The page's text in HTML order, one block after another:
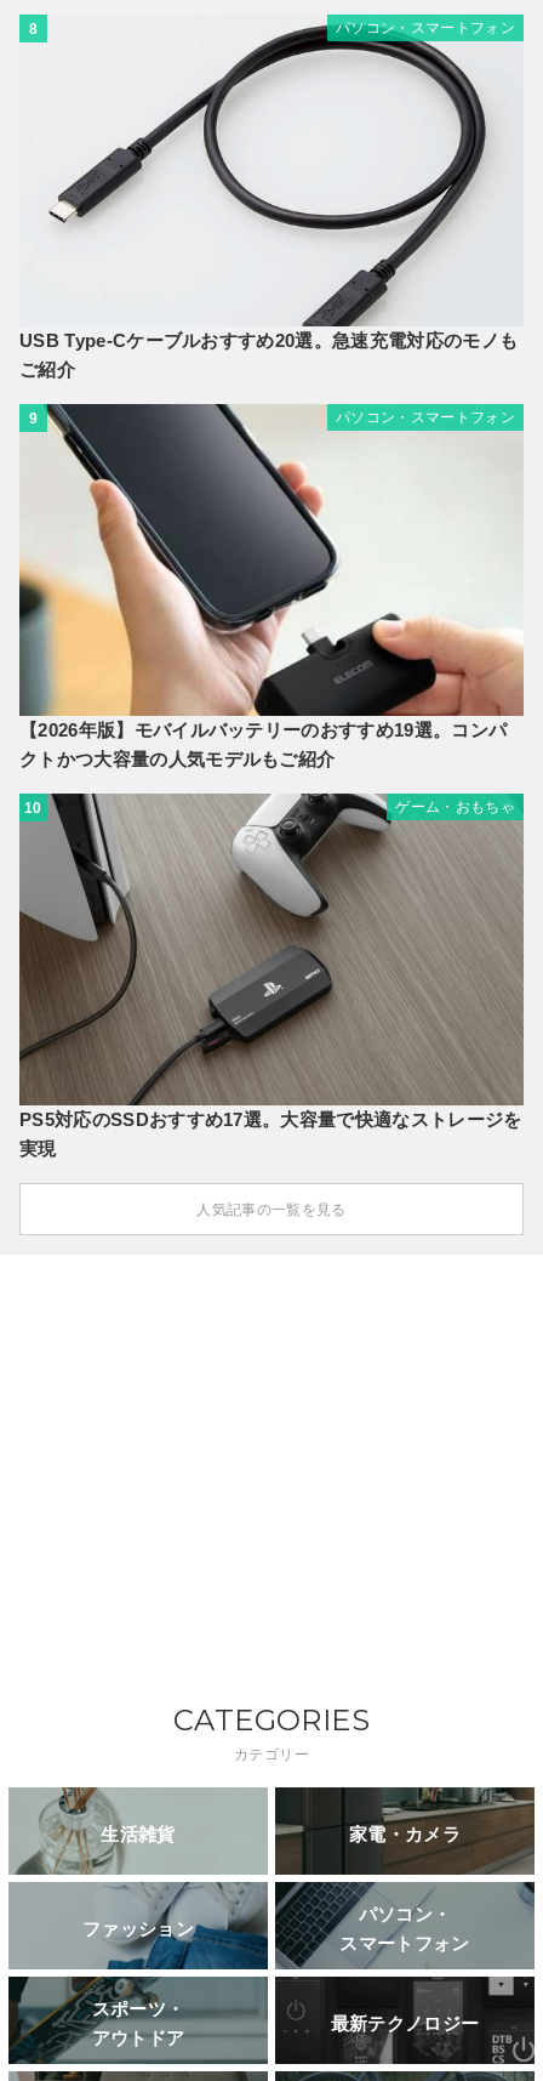
8 パソコン・スマートフォン
USB Type-Cケーブルおすすめ20選。急速充電対応のモノも
ご紹介
9 パソコン・スマートフォン
【2026年版】モバイルバッテリーのおすすめ19選。コンパ
クトかつ大容量の人気モデルもご紹介
10 ゲーム・おもちゃ
PS5対応のSSDおすすめ17選。大容量で快適なストレージを
実現
人気記事の一覧を見る
CATEGORIES
カテゴリー
生活雑貨 家電・カメラ
ファッション
パソコン・
スマートフォン
スポーツ・
アウトドア
最新テクノロジー